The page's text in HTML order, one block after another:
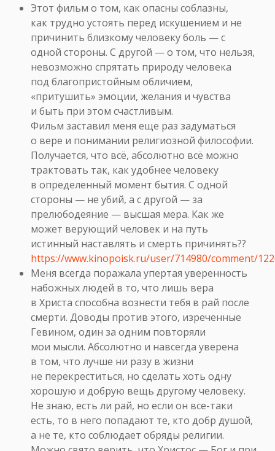
Этот фильм о том, как опасны соблазны,
как трудно устоять перед искушением и не
причинить близкому человеку боль — с
одной стороны. С другой — о том, что нельзя,
невозможно спрятать природу человека
под благопристойным обличием,
«притушить» эмоции, желания и чувства
и быть при этом счастливым.
Фильм заставил меня еще раз задуматься
о вере и понимании религиозной философии.
Получается, что всё, абсолютно всё можно
трактовать так, как удобнее человеку
в определенный момент бытия. С одной
стороны — не убий, а с другой — за
прелюбодеяние — высшая мера. Как же
может верующий человек и на путь
истинный наставлять и смерть причинять??
https://www.kinopoisk.ru/user/714980/comment/
Меня всегда поражала упертая уверенность
набожных людей в то, что лишь вера
в Христа способна вознести тебя в рай после
смерти. Доводы против этого, изреченные
Гевином, один за одним повторяли
мои мысли. Абсолютно и навсегда уверена
в том, что лучше ни разу в жизни
не перекреститься, но сделать хоть одну
хорошую и добрую вещь другому человеку.
Не знаю, есть ли рай, но если он все-таки
есть, то в него попадают те, кто добр душой,
а не те, кто соблюдает обряды религии.